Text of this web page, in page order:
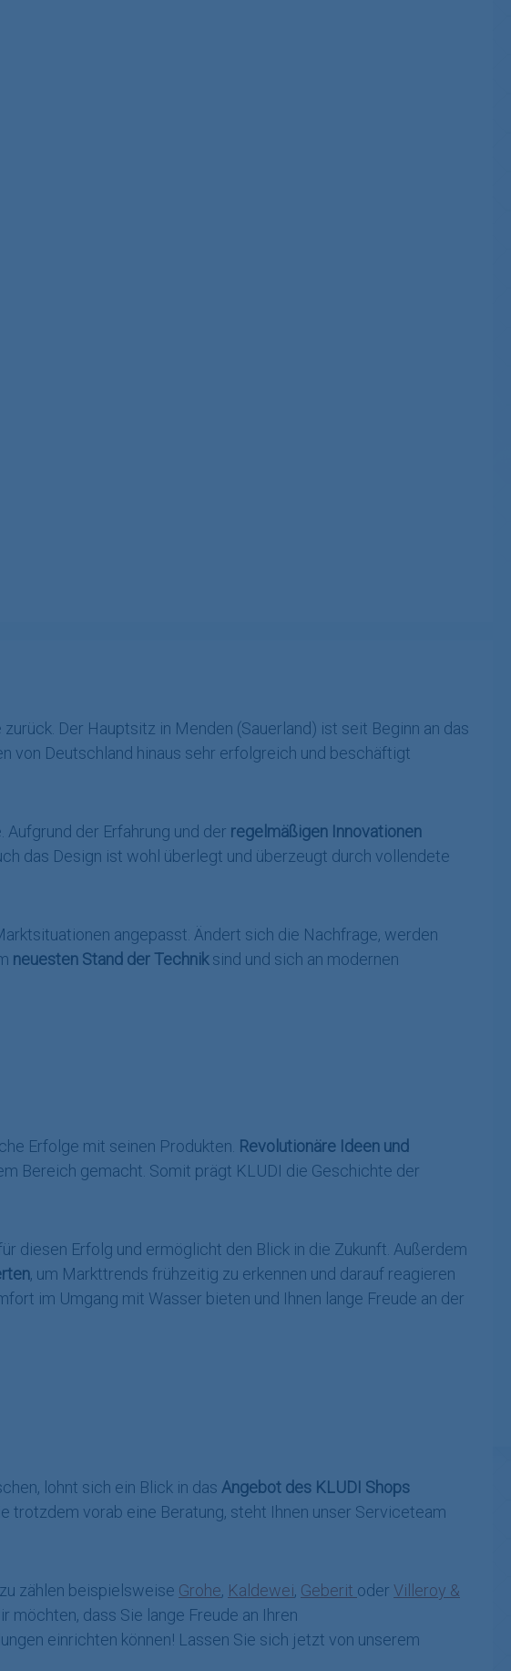
Der Hauptsitz in Menden (Sauerland) ist seit Beginn an das
von Deutschland hinaus sehr erfolgreich und beschäftigt
der Erfahrung und der regelmäßigen Innovationen
das Design ist wohl überlegt und überzeugt durch vollendete
angepasst. Ändert sich die Nachfrage, werden
neuesten Stand der Techniksind und sich an modernen
Erfolge mit seinen Produkten. Revolutionäre Ideen und
Bereich gemacht. Somit prägt KLUDI die Geschichte der
diesen Erfolg und ermöglicht den Blick in die Zukunft. Außerdem
, um Markttrends frühzeitig zu erkennen und darauf reagieren
im Umgang mit Wasser bieten und Ihnen lange Freude an der
lohnt sich ein Blick in das Angebot des KLUDI Shops
trotzdem vorab eine Beratung, steht Ihnen unser Serviceteam
zählen beispielsweise Grohe, Kaldewei, Geberit oder Villeroy &
möchten, dass Sie lange Freude an Ihren
einrichten können! Lassen Sie sich jetzt von unserem